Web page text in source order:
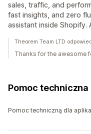
sales, traffic, and
fast insights, and zero
assistant inside Shopify.
Theorem Team LTD
Thanks for the awesome
Pomoc techniczna
Pomoc techniczną dla